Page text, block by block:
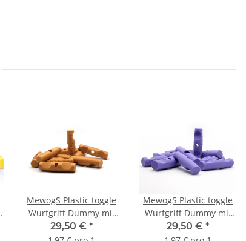
MewogS Plastic toggle
Wurfgriff Dummy mit
Beschriftung gold 15
29,50 € *
MewogS Plastic toggle
Wurfgriff Dummy mit
Beschriftung purple 15
29,50 € *